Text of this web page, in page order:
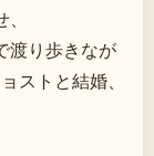
渡り歩きなが
ストと結婚、